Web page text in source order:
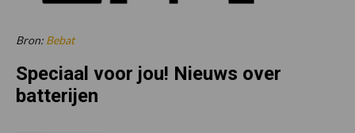
Bron: Bebat
Speciaal voor jou! Nieuws over
batterijen